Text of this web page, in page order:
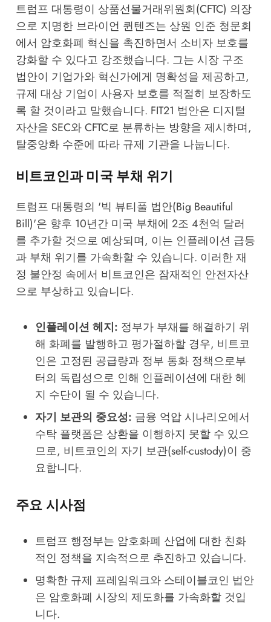
트럼프 대통령이 상품선물거래위원회(CFTC) 의장
으로 지명한 브라이언 퀸텐즈는 상원 인준 청문회
에서 암호화폐 혁신을 촉진하면서 소비자 보호를
강화할 수 있다고 강조했습니다. 그는 시장 구조
법안이 기업가와 혁신가에게 명확성을 제공하고,
규제 대상 기업이 사용자 보호를 적절히 보장하도
록 할 것이라고 말했습니다. FIT21 법안은 디지털
자산을 SEC와 CFTC로 분류하는 방향을 제시하며,
탈중앙화 수준에 따라 규제 기관을 나눕니다.
비트코인과 미국 부채 위기
트럼프 대통령의 '빅 뷰티풀 법안(Big Beautiful
Bill)'은 향후 10년간 미국 부채에 2조 4천억 달러
를 추가할 것으로 예상되며, 이는 인플레이션 급등
과 부채 위기를 가속화할 수 있습니다. 이러한 재
정 불안정 속에서 비트코인은 잠재적인 안전자산
으로 부상하고 있습니다.
인플레이션 헤지: 정부가 부채를 해결하기 위
해 화폐를 발행하고 평가절하할 경우, 비트코
인은 고정된 공급량과 정부 통화 정책으로부
터의 독립성으로 인해 인플레이션에 대한 헤
지 수단이 될 수 있습니다.
자기 보관의 중요성: 금융 억압 시나리오에서
수탁 플랫폼은 상환을 이행하지 못할 수 있으
므로, 비트코인의 자기 보관(self-custody)이 중
요합니다.
주요 시사점
트럼프 행정부는 암호화폐 산업에 대한 친화
적인 정책을 지속적으로 추진하고 있습니다.
명확한 규제 프레임워크와 스테이블코인 법안
은 암호화폐 시장의 제도화를 가속화할 것입
니다.